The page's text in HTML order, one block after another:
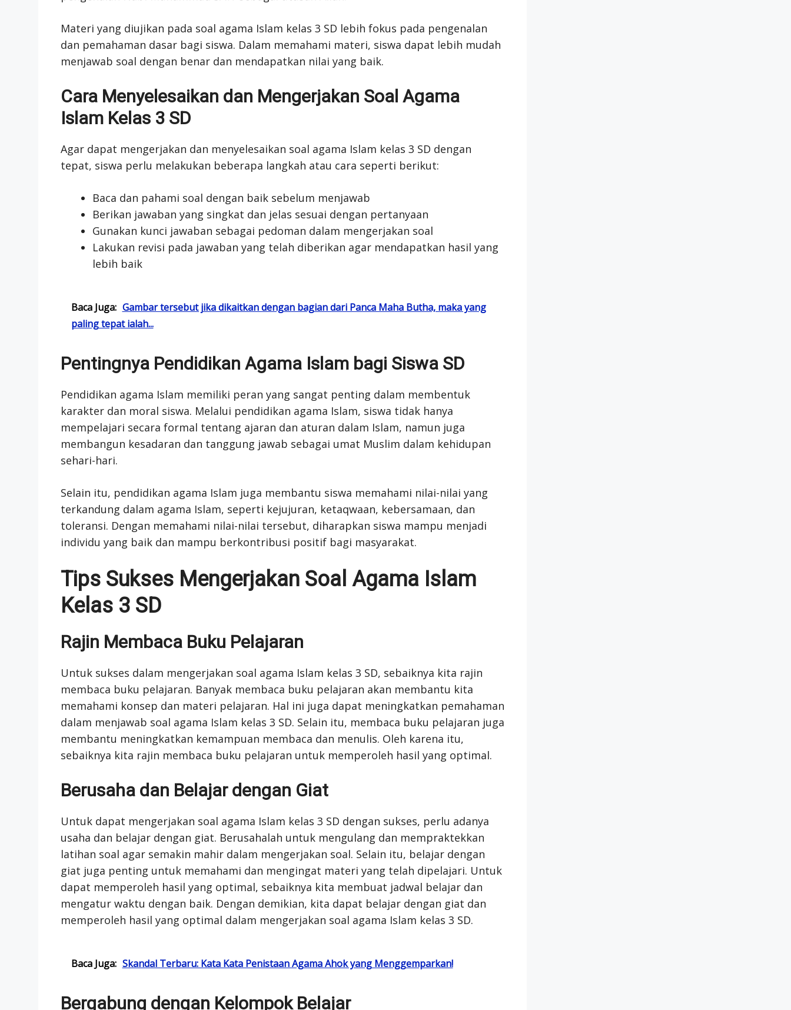
Materi yang diujikan pada soal agama Islam kelas 3 SD lebih fokus pada pengenalan
dan pemahaman dasar bagi siswa. Dalam memahami materi, siswa dapat lebih mudah
menjawab soal dengan benar dan mendapatkan nilai yang baik.
Cara Menyelesaikan dan Mengerjakan Soal Agama
Islam Kelas 3 SD
Agar dapat mengerjakan dan menyelesaikan soal agama Islam kelas 3 SD dengan
tepat, siswa perlu melakukan beberapa langkah atau cara seperti berikut:
Baca dan pahami soal dengan baik sebelum menjawab
Berikan jawaban yang singkat dan jelas sesuai dengan pertanyaan
Gunakan kunci jawaban sebagai pedoman dalam mengerjakan soal
Lakukan revisi pada jawaban yang telah diberikan agar mendapatkan hasil yang
lebih baik
Baca Juga: Gambar tersebut jika dikaitkan dengan bagian dari Panca Maha Butha, maka yang
paling tepat ialah...
Pentingnya Pendidikan Agama Islam bagi Siswa SD
Pendidikan agama Islam memiliki peran yang sangat penting dalam membentuk
karakter dan moral siswa. Melalui pendidikan agama Islam, siswa tidak hanya
mempelajari secara formal tentang ajaran dan aturan dalam Islam, namun juga
membangun kesadaran dan tanggung jawab sebagai umat Muslim dalam kehidupan
sehari-hari.
Selain itu, pendidikan agama Islam juga membantu siswa memahami nilai-nilai yang
terkandung dalam agama Islam, seperti kejujuran, ketaqwaan, kebersamaan, dan
toleransi. Dengan memahami nilai-nilai tersebut, diharapkan siswa mampu menjadi
individu yang baik dan mampu berkontribusi positif bagi masyarakat.
Tips Sukses Mengerjakan Soal Agama Islam
Kelas 3 SD
Rajin Membaca Buku Pelajaran
Untuk sukses dalam mengerjakan soal agama Islam kelas 3 SD, sebaiknya kita rajin
membaca buku pelajaran. Banyak membaca buku pelajaran akan membantu kita
memahami konsep dan materi pelajaran. Hal ini juga dapat meningkatkan pemahaman
dalam menjawab soal agama Islam kelas 3 SD. Selain itu, membaca buku pelajaran juga
membantu meningkatkan kemampuan membaca dan menulis. Oleh karena itu,
sebaiknya kita rajin membaca buku pelajaran untuk memperoleh hasil yang optimal.
Berusaha dan Belajar dengan Giat
Untuk dapat mengerjakan soal agama Islam kelas 3 SD dengan sukses, perlu adanya
usaha dan belajar dengan giat. Berusahalah untuk mengulang dan mempraktekkan
latihan soal agar semakin mahir dalam mengerjakan soal. Selain itu, belajar dengan
giat juga penting untuk memahami dan mengingat materi yang telah dipelajari. Untuk
dapat memperoleh hasil yang optimal, sebaiknya kita membuat jadwal belajar dan
mengatur waktu dengan baik. Dengan demikian, kita dapat belajar dengan giat dan
memperoleh hasil yang optimal dalam mengerjakan soal agama Islam kelas 3 SD.
Baca Juga: Skandal Terbaru: Kata Kata Penistaan Agama Ahok yang Menggemparkan!
Bergabung dengan Kelompok Belajar